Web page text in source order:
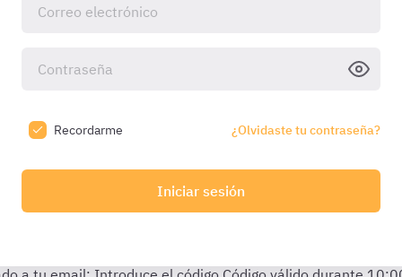
Recordarme ¿Olvidaste tu contraseña?
Iniciar sesión